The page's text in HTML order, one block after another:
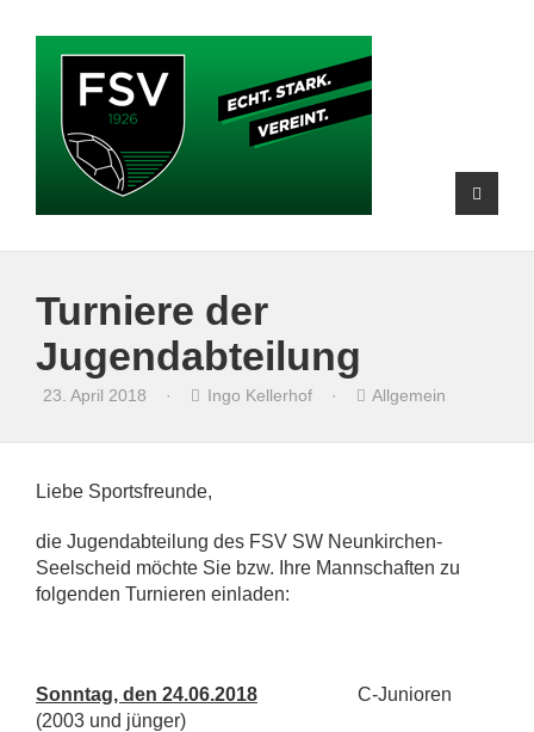
Turniere der
Jugendabteilung
23. April 2018 · Ingo Kellerhof · Allgemein
Liebe Sportsfreunde,
die Jugendabteilung des FSV SW Neunkirchen-
Seelscheid möchte Sie bzw. Ihre Mannschaften zu
folgenden Turnieren einladen:
Sonntag, den 24.06.2018 C-Junioren
(2003 und jünger)